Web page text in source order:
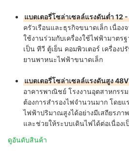
แบตเตอรี่โซล่าเซลล์แรงดันต่ำ 12
ครัวเรือนและธุรกิจขนาดเล็ก เนื่อง
ใช้งานร่วมกับเครื่องใช้ไฟฟ้ามาตร
เป็น ทีวี ตู้เย็น คอมพิวเตอร์ เครื่องป
ยานพาหนะไฟฟ้าขนาดเล็ก
แบตเตอรี่โซล่าเซลล์แรงดันสูง
อาคารพาณิชย์ โรงงานอุตสาหกรร
ต้องการสำรองไฟจำนวนมาก โดย
ไฟฟ้าปริมาณสูงได้อย่างมีเสถียรภา
และช่วยให้ระบบเดินไฟได้ต่อเนื่อง
ดูอันดับสินค้า